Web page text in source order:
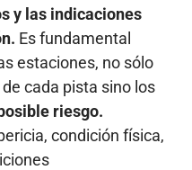
y las indicaciones
Es fundamental
estaciones, no sólo
cada pista sino los
riesgo.
condición física,